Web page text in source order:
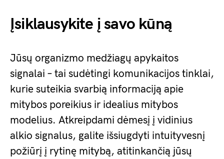
Įsiklausykite į savo kūną
Jūsų organizmo medžiagų apykaitos
signalai – tai sudėtingi komunikacijos tinklai,
kurie suteikia svarbią informaciją apie
mitybos poreikius ir idealius mitybos
modelius. Atkreipdami dėmesį į vidinius
alkio signalus, galite išsiugdyti intuityvesnį
požiūrį į rytinę mitybą, atitinkančią jūsų